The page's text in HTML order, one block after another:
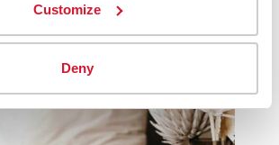
Customize
Deny